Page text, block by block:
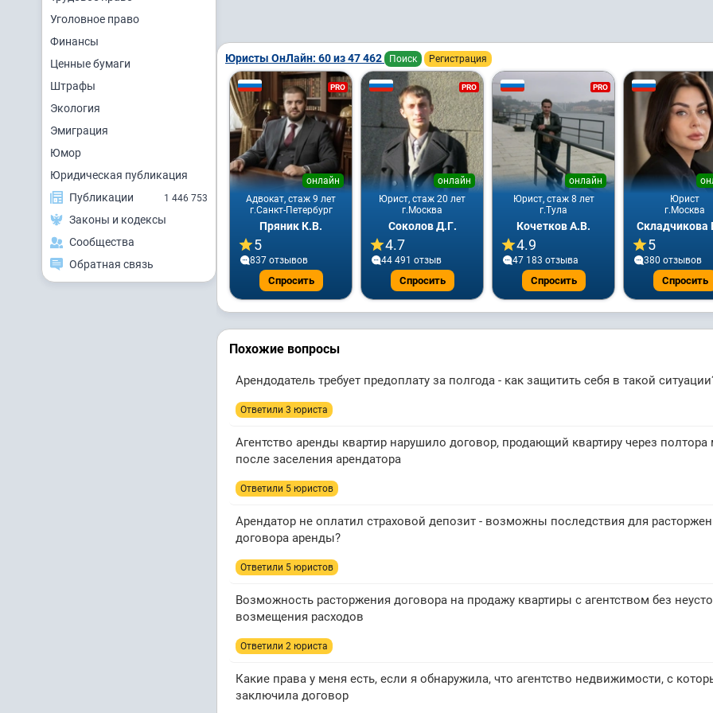
Уголовное право
Финансы
Ценные бумаги
Штрафы
Экология
Эмиграция
Юмор
Юридическая публикация
Публикации
1 446 753
Законы и кодексы
Сообщества
Обратная связь
Юристы ОнЛайн: 60 из 47 462 Поиск Регистрация
PRO
Адвокат, стаж 9 лет
онлайн
г.Санкт-Петербург
Пряник К.В.
5
837 отзывов
Спросить
PRO
Юрист, стаж 20 лет
онлайн
г.Москва
Соколов Д.Г.
4.7
44 491 отзыв
Спросить
PRO
Юрист, стаж 8 лет
онлайн
г.Тула
Кочетков А.В.
4.9
47 183 отзывa
Спросить
Юрист
г.Москва
Складчикова
5
380 отзывов
Спросить
Похожие вопросы
Арендодатель требует предоплату за полгода - как защитить себя в такой
Ответили 3 юристa
Агентство аренды квартир нарушило договор, продающий квартиру через полтора
после заселения арендатора
Ответили 5 юристов
Арендатор не оплатил страховой депозит - возможны последствия для
договора аренды?
Ответили 5 юристов
Возможность расторжения договора на продажу квартиры с агентством без
возмещения расходов
Ответили 2 юристa
Какие права у меня есть, если я обнаружила, что агентство недвижимости, с
заключила договор